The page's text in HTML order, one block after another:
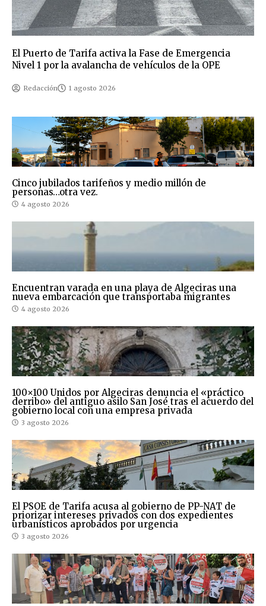
El Puerto de Tarifa activa la Fase de Emergencia
Nivel 1 por la avalancha de vehículos de la OPE
Redacción 1 agosto 2026
Cinco jubilados tarifeños y medio millón de
personas…otra vez.
4 agosto 2026
Encuentran varada en una playa de Algeciras una
nueva embarcación que transportaba migrantes
4 agosto 2026
100×100 Unidos por Algeciras denuncia el «práctico
derribo» del antiguo asilo San José tras el acuerdo del
gobierno local con una empresa privada
3 agosto 2026
El PSOE de Tarifa acusa al gobierno de PP-NAT de
priorizar intereses privados con dos expedientes
urbanísticos aprobados por urgencia
3 agosto 2026